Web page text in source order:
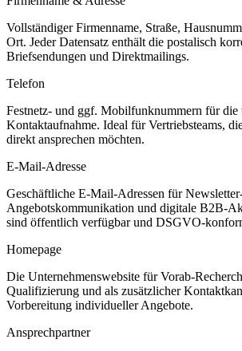
Vollständiger Firmenname, Straße,
Ort. Jeder Datensatz enthält die postalisch
Briefsendungen und Direktmailings.
Telefon
Festnetz- und ggf. Mobilfunknummern für die
Kontaktaufnahme. Ideal für Vertriebsteams,
direkt ansprechen möchten.
E-Mail-Adresse
Geschäftliche E-Mail-Adressen für
Angebotskommunikation und digitale B2B-
sind öffentlich verfügbar und DSGVO-
Homepage
Die Unternehmenswebsite für Vorab-
Qualifizierung und als zusätzlicher
Vorbereitung individueller Angebote.
Ansprechpartner